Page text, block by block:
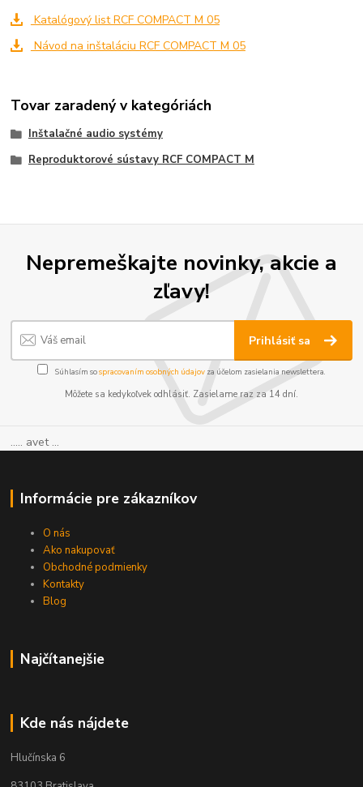
Katalógový list RCF COMPACT M 05
Návod na inštaláciu RCF COMPACT M 05
Tovar zaradený v kategóriách
Inštalačné audio systémy
Reproduktorové sústavy RCF COMPACT M
Nepremeškajte novinky, akcie a
zľavy!
Prihlásiť sa
Súhlasím sospracovaním osobných údajov za účelom zasielania newslettera.
Môžete sa kedykoľvek odhlásiť. Zasielame raz za 14 dní.
..... avet ...
Informácie pre zákazníkov
O nás
Ako nakupovať
Obchodné podmienky
Kontakty
Blog
Najčítanejšie
Kde nás nájdete
Hlučínska 6